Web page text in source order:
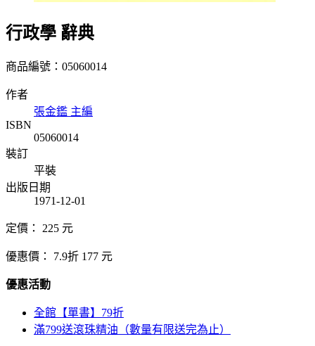
行政學 辭典
商品編號：05060014
作者
張金鑑 主編
ISBN
05060014
裝訂
平裝
出版日期
1971-12-01
定價： 225 元
優惠價： 7.9折 177 元
優惠活動
全館【單書】79折
滿799送滾珠精油（數量有限送完為止）